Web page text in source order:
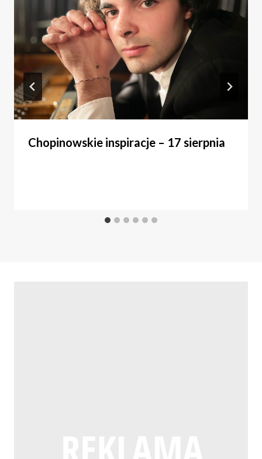
Chopinowskie inspiracje – 17 sierpnia